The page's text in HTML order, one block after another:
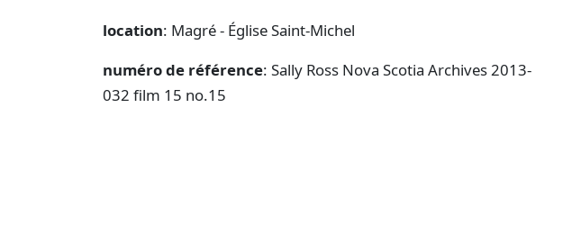
location: Magré - Église Saint-Michel
numéro de référence: Sally Ross Nova Scotia Archives 2013-
032 film 15 no.15